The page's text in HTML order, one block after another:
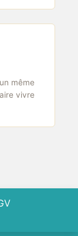
même
vivre